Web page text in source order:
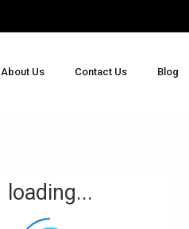
About Us Contact Us Blog
loading...